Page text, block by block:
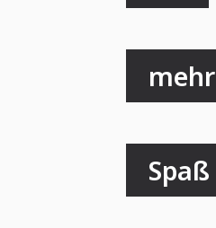
mehr
Spaß